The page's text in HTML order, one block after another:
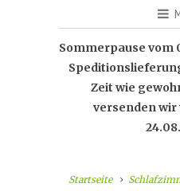
Sommerpause vom
Zeit wie
versenden wir
Startseite